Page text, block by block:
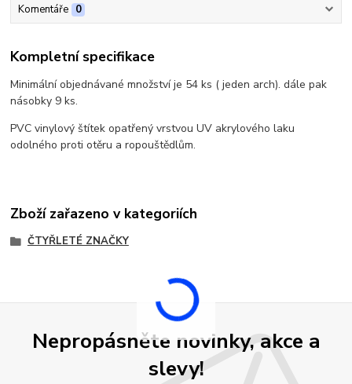
Komentáře 0
Kompletní specifikace
Minimální objednávané množství je 54 ks ( jeden arch). dále pak
násobky 9 ks.
PVC vinylový štítek opatřený vrstvou UV akrylového laku
odolného proti otěru a ropouštědlům.
Zboží zařazeno v kategoriích
ČTYŘLETÉ ZNAČKY
Nepropásněte novinky, akce a
slevy!